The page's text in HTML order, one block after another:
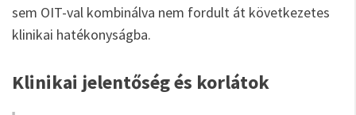
sem OIT-val kombinálva nem fordult át következetes
klinikai hatékonyságba.
Klinikai jelentőség és korlátok